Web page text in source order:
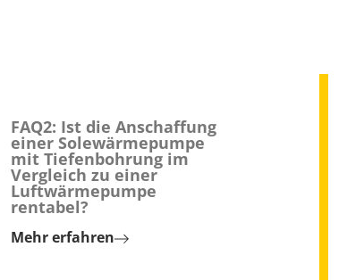
FAQ2: Ist die Anschaffung
einer Solewärmepumpe
mit Tiefenbohrung im
Vergleich zu einer
Luftwärmepumpe
rentabel?
Mehr erfahren